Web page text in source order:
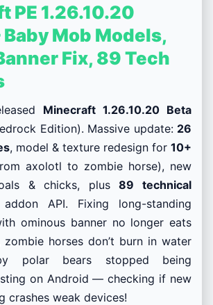
PE 1.26.10.20
Mob Models,
Fix, 89 Tech
Minecraft 1.26.10.20 Beta
Edition). Massive update: 26
, model & texture redesign for 10+
axolotl to zombie horse), new
& chicks, plus89 technical
API. Fixing long-standing
ominous banner no longer eats
zombie horses don’t burn in water
polar bears stopped being
on Android — checking if new
crashes weak devices!